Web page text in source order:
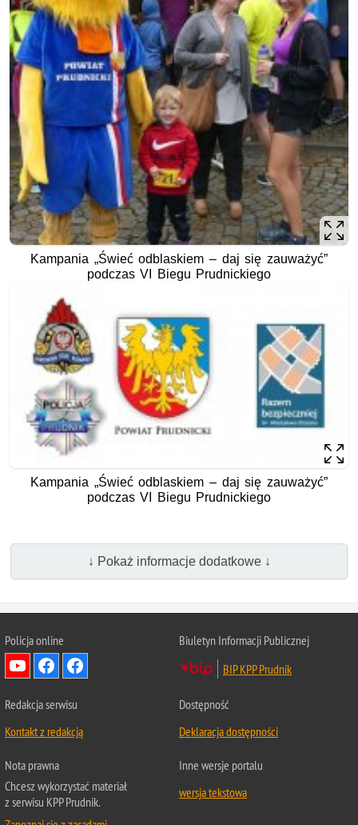
Kampania „Świeć odblaskiem – daj się zauważyć”
podczas VI Biegu Prudnickiego
Kampania „Świeć odblaskiem – daj się zauważyć”
podczas VI Biegu Prudnickiego
↓ Pokaż informacje dodatkowe ↓
Policja online
Biuletyn Informacji Publicznej
BIP KPP Prudnik
Redakcja serwisu
Kontakt z redakcją
Dostępność
Deklaracja dostępności
Nota prawna
Chcesz wykorzystać materiał
z serwisu KPP Prudnik.
Inne wersje portalu
wersja tekstowa